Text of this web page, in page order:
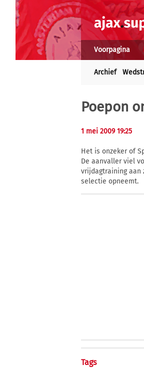
Voorpagina
Archief
Poepon
1 mei 2009 19:25
Het is onzeker of
De aanvaller viel
vrijdagtraining aan
selectie opneemt.
Tags